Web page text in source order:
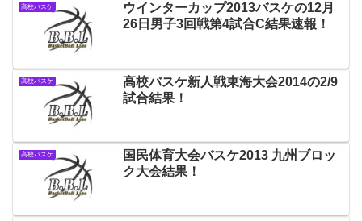
高校バスケ
ウインターカップ2013バスケの12月
26日男子3回戦第4試合C結果速報！
高校バスケ
高校バスケ新人戦東海大会2014の2/9
試合結果！
高校バスケ
国民体育大会バスケ2013 九州ブロッ
ク大会結果！